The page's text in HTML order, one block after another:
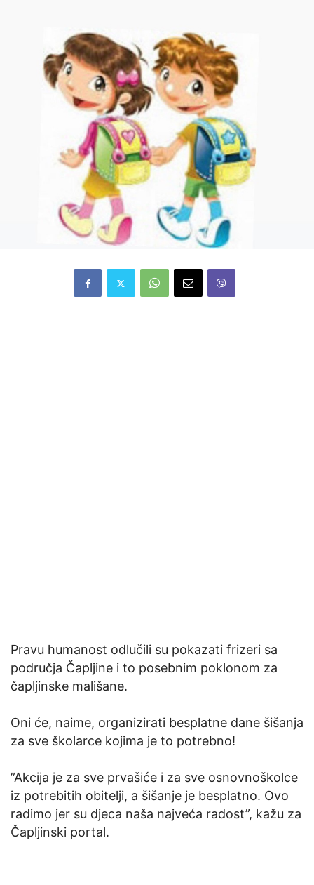
Pravu humanost odlučili su pokazati frizeri sa
područja Čapljine i to posebnim poklonom za
čapljinske mališane.
Oni će, naime, organizirati besplatne dane šišanja
za sve školarce kojima je to potrebno!
”Akcija je za sve prvašiće i za sve osnovnoškolce
iz potrebitih obitelji, a šišanje je besplatno. Ovo
radimo jer su djeca naša najveća radost”, kažu za
Čapljinski portal.